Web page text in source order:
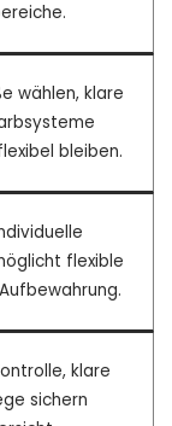
wählen, klare
bleiben.
flexible
klare
sichern